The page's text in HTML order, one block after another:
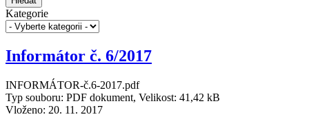
Kategorie
Informátor č. 6/2017
INFORMÁTOR-č.6-2017.pdf
Typ souboru: PDF dokument, Velikost: 41,42 kB
Vloženo: 20. 11. 2017